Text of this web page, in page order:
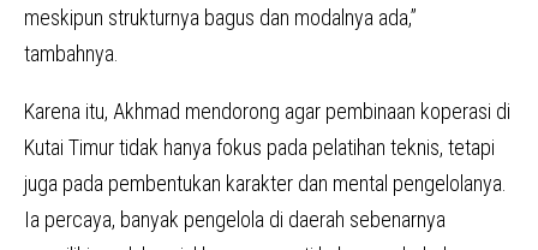
meskipun strukturnya bagus dan modalnya ada,”
tambahnya.
Karena itu, Akhmad mendorong agar pembinaan koperasi di
Kutai Timur tidak hanya fokus pada pelatihan teknis, tetapi
juga pada pembentukan karakter dan mental pengelolanya.
Ia percaya, banyak pengelola di daerah sebenarnya